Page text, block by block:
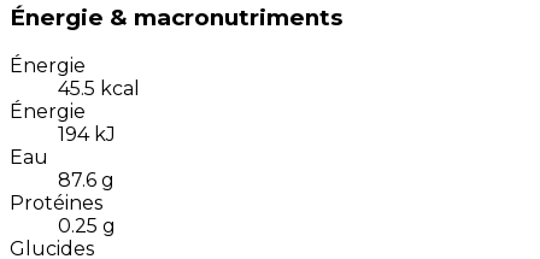
Énergie & macronutriments
Énergie
45.5 kcal
Énergie
194 kJ
Eau
87.6 g
Protéines
0.25 g
Glucides